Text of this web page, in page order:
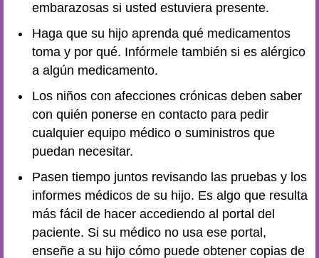
embarazosas si usted estuviera presente.
Haga que su hijo aprenda qué medicamentos
toma y por qué. Infórmele también si es alérgico
a algún medicamento.
Los niños con afecciones crónicas deben saber
con quién ponerse en contacto para pedir
cualquier equipo médico o suministros que
puedan necesitar.
Pasen tiempo juntos revisando las pruebas y los
informes médicos de su hijo. Es algo que resulta
más fácil de hacer accediendo al portal del
paciente. Si su médico no usa ese portal,
enseñe a su hijo cómo puede obtener copias de